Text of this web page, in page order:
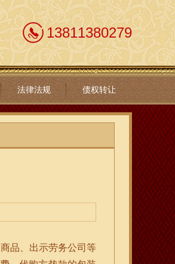
13811380279
法律法规 债权转让
品、出示劳务公司等